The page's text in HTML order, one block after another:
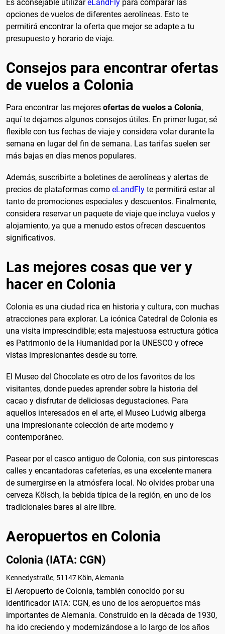
Es aconsejable utilizareLandFly para comparar las
opciones de vuelos de diferentes aerolíneas. Esto te
permitirá encontrar la oferta que mejor se adapte a tu
presupuesto y horario de viaje.
Consejos para encontrar ofertas
de vuelos a Colonia
Para encontrar las mejores ofertas de vuelos a Colonia,
aquí te dejamos algunos consejos útiles. En primer lugar, sé
flexible con tus fechas de viaje y considera volar durante la
semana en lugar del fin de semana. Las tarifas suelen ser
más bajas en días menos populares.
Además, suscribirte a boletines de aerolíneas y alertas de
precios de plataformas como eLandFly te permitirá estar al
tanto de promociones especiales y descuentos. Finalmente,
considera reservar un paquete de viaje que incluya vuelos y
alojamiento, ya que a menudo estos ofrecen descuentos
significativos.
Las mejores cosas que ver y
hacer en Colonia
Colonia es una ciudad rica en historia y cultura, con muchas
atracciones para explorar. La icónica Catedral de Colonia es
una visita imprescindible; esta majestuosa estructura gótica
es Patrimonio de la Humanidad por la UNESCO y ofrece
vistas impresionantes desde su torre.
El Museo del Chocolate es otro de los favoritos de los
visitantes, donde puedes aprender sobre la historia del
cacao y disfrutar de deliciosas degustaciones. Para
aquellos interesados en el arte, el Museo Ludwig alberga
una impresionante colección de arte moderno y
contemporáneo.
Pasear por el casco antiguo de Colonia, con sus pintorescas
calles y encantadoras cafeterías, es una excelente manera
de sumergirse en la atmósfera local. No olvides probar una
cerveza Kölsch, la bebida típica de la región, en uno de los
tradicionales bares al aire libre.
Aeropuertos en Colonia
Colonia (IATA: CGN)
Kennedystraße, 51147 Köln, Alemania
El Aeropuerto de Colonia, también conocido por su
identificador IATA: CGN, es uno de los aeropuertos más
importantes de Alemania. Construido en la década de 1930,
ha ido creciendo y modernizándose a lo largo de los años